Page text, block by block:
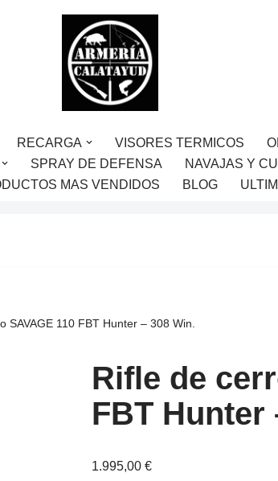
RECARGA VISORES TERMICOS
SPRAY DE DEFENSA NAVAJAS Y
MAS VENDIDOS BLOG
SAVAGE 110 FBT Hunter – 308 Win.
Rifle de
FBT Hunter
1.995,00 €